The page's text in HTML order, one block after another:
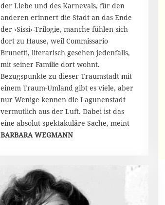
r
2
0
2
2
der Liebe und des Karnevals, für den
anderen erinnert die Stadt an das Ende
der ›Sissi‹-Trilogie, manche fühlen sich
dort zu Hause, weil Commissario
Brunetti, literarisch gesehen jedenfalls,
mit seiner Familie dort wohnt.
Bezugspunkte zu dieser Traumstadt mit
einem Traum-Umland gibt es viele, aber
nur Wenige kennen die Lagunenstadt
vermutlich aus der Luft. Dabei ist das
eine absolut spektakuläre Sache, meint
BARBARA WEGMANN